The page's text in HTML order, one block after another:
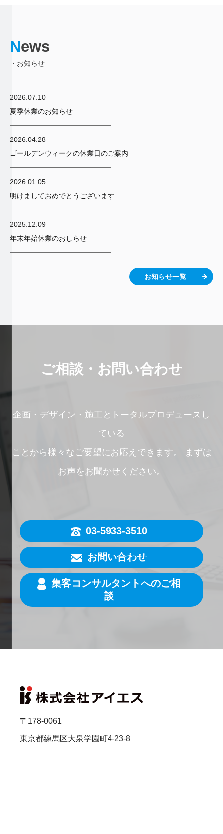
News
・お知らせ
2026.07.10
夏季休業のお知らせ
2026.04.28
ゴールデンウィークの休業日のご案内
2026.01.05
明けましておめでとうございます
2025.12.09
年末年始休業のおしらせ
お知らせ一覧
ご相談・お問い合わせ
企画・デザイン・施工とトータルプロデュースし
ている
ことから様々なご要望にお応えできます。
まずは
お声をお聞かせください。
03-5933-3510
お問い合わせ
集客コンサルタントへのご相
談
〒178-0061
東京都練馬区大泉学園町4-23-8